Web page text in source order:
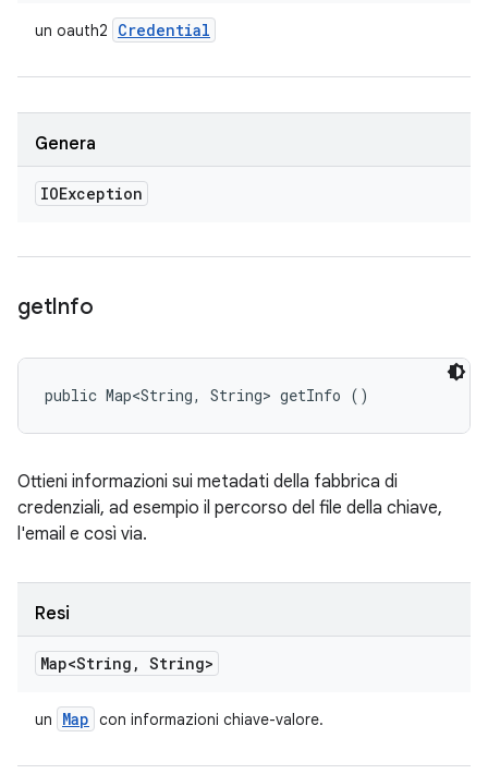
un oauth2 Credential
Genera
IOException
getInfo
public Map<String, String> getInfo ()
Ottieni informazioni sui metadati della fabbrica di
credenziali, ad esempio il percorso del file della chiave,
l'email e così via.
Resi
Map<String , String>
un Map con informazioni chiave-valore.